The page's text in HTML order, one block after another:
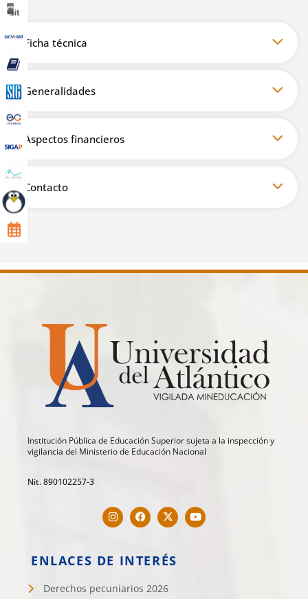
Ficha técnica
Generalidades
Aspectos financieros
Contacto
Institución Pública de Educación Superior sujeta a la inspección y
vigilancia del Ministerio de Educación Nacional
Nit. 890102257-3
ENLACES DE INTERÉS
Derechos pecuniarios 2026